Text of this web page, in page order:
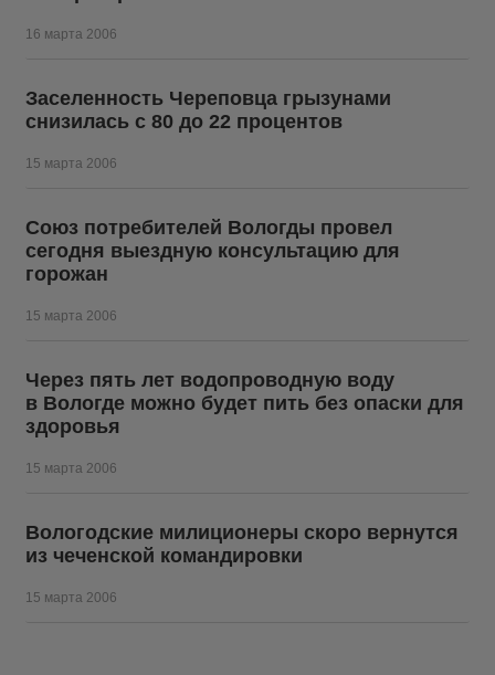
16 марта 2006
Заселенность Череповца грызунами
снизилась с 80 до 22 процентов
15 марта 2006
Союз потребителей Вологды провел
сегодня выездную консультацию для
горожан
15 марта 2006
Через пять лет водопроводную воду
в Вологде можно будет пить без опаски для
здоровья
15 марта 2006
Вологодские милиционеры скоро вернутся
из чеченской командировки
15 марта 2006